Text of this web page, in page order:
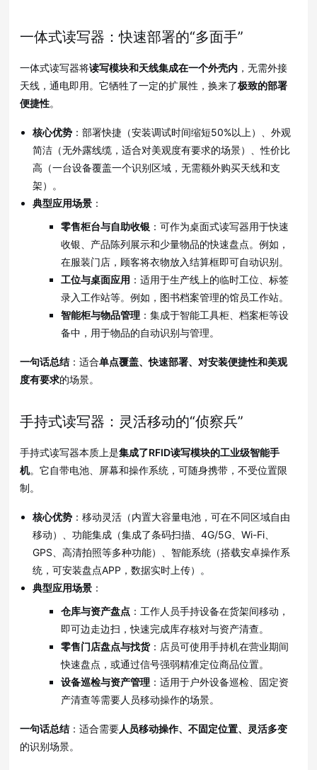
一体式读写器：快速部署的“多面手”
一体式读写器将读写模块和天线集成在一个外壳内 ，无需外接
天线，通电即用。它牺牲了一定的扩展性，换来了极致的部署
便捷性。
核心优势 ：部署快捷（安装调试时间缩短50%以上） 、外观
简洁（无外露线缆，适合对美观度有要求的场景） 、性价比
高（一台设备覆盖一个识别区域，无需额外购买天线和支
架） 。
典型应用场景 ：
零售柜台与自助收银 ：可作为桌面式读写器用于快速
收银、产品陈列展示和少量物品的快速盘点。例如，
在服装门店，顾客将衣物放入结算框即可自动识别 。
工位与桌面应用 ：适用于生产线上的临时工位、标签
录入工作站等。例如，图书档案管理的馆员工作站。
智能柜与物品管理 ：集成于智能工具柜、档案柜等设
备中，用于物品的自动识别与管理。
一句话总结 ：适合单点覆盖、快速部署、对安装便捷性和美观
度有要求的场景。
手持式读写器：灵活移动的“侦察兵”
手持式读写器本质上是集成了RFID读写模块的工业级智能手
机。它自带电池、屏幕和操作系统，可随身携带，不受位置限
制 。
核心优势 ：移动灵活（内置大容量电池，可在不同区域自由
移动） 、功能集成（集成了条码扫描、4G/5G、Wi-Fi、
GPS、高清拍照等多种功能） 、智能系统（搭载安卓操作系
统，可安装盘点APP，数据实时上传） 。
典型应用场景 ：
仓库与资产盘点 ：工作人员手持设备在货架间移动，
即可边走边扫，快速完成库存核对与资产清查。
零售门店盘点与找货：店员可使用手持机在营业期间
快速盘点，或通过信号强弱精准定位商品位置。
设备巡检与资产管理 ：适用于户外设备巡检、固定资
产清查等需要人员移动操作的场景。
一句话总结 ：适合需要人员移动操作、不固定位置、灵活多变
的识别场景。